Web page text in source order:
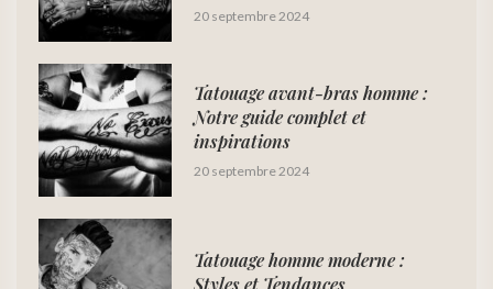
20 septembre 2024
Tatouage avant-bras homme :
Notre guide complet et
inspirations
20 septembre 2024
Tatouage homme moderne :
Styles et Tendances